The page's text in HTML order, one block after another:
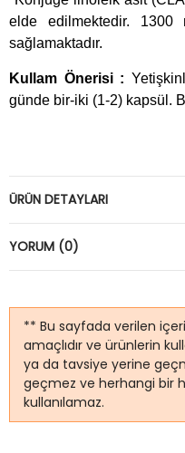
elde edilmektedir.
sağlamaktadır.
Kullam Önerisi :
günde bir-iki (1-2) kapsül.
ÜRÜN DETAYLARI
YORUM (0)
** Bu sayfada verilen
amaçlıdır ve ürünlerin
ya da tavsiye yerine
geçmez ve herhangi bir
kullanılamaz.